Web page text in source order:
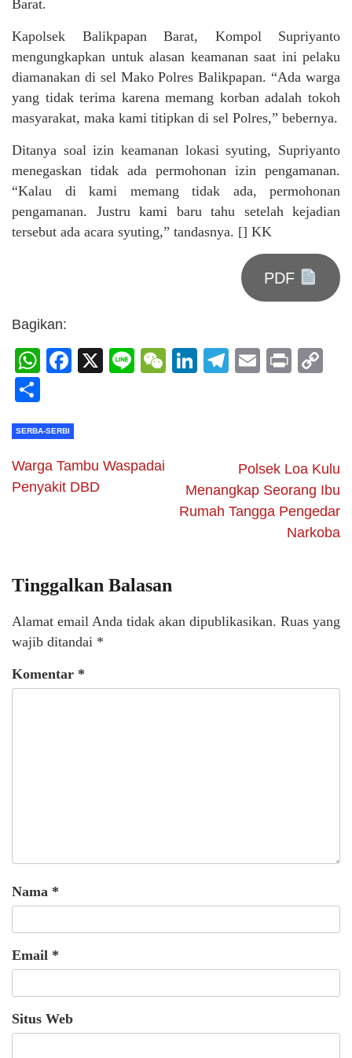
Barat.
Kapolsek Balikpapan Barat, Kompol Supriyanto
mengungkapkan untuk alasan keamanan saat ini pelaku
diamanakan di sel Mako Polres Balikpapan. “Ada warga
yang tidak terima karena memang korban adalah tokoh
masyarakat, maka kami titipkan di sel Polres,” bebernya.
Ditanya soal izin keamanan lokasi syuting, Supriyanto
menegaskan tidak ada permohonan izin pengamanan.
“Kalau di kami memang tidak ada, permohonan
pengamanan. Justru kami baru tahu setelah kejadian
tersebut ada acara syuting,” tandasnya. [] KK
PDF
Bagikan:
WhatsApp
Facebook
X LineWeChat
LinkedIn
Telegram
Email
Print
SERBA-SERBI
Warga Tambu Waspadai
Penyakit DBD
Polsek Loa Kulu
Menangkap Seorang Ibu
Rumah Tangga Pengedar
Narkoba
Tinggalkan Balasan
Alamat email Anda tidak akan dipublikasikan. Ruas yang
wajib ditandai *
Komentar *
Nama *
Email *
Situs Web